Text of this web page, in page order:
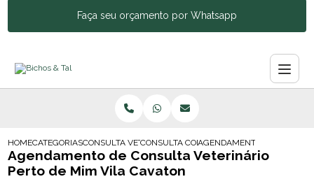
Faça seu orçamento por Whatsapp
HOMECATEGORIASCONSULTA VETERINARIACONSULTA COM VETERINARIO
AGENDAMENTO DE
Agendamento de Consulta Veterinário
Perto de Mim Vila Cavaton